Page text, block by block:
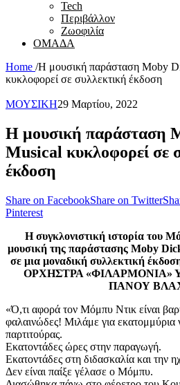
Tech
Περιβάλλον
Ζωοφιλία
ΟΜΑΔΑ
Home /Η μουσική παράσταση Moby
κυκλοφορεί σε συλλεκτική έκδοση
ΜΟΥΣΙΚΗ29 Μαρτίου, 2022
Η μουσική παράσταση
Musical κυκλοφορεί σε
έκδοση
Share on FacebookShare on Twitter
Pinterest
Η συγκλονιστική ιστορία του
μουσική της παράστασης Moby
σε μια μοναδική συλλεκτική
ΟΡΧΗΣΤΡΑ «ΦΙΛΑΡΜΟΝΙΑ»
ΠΑΝΟΥ
«Ό,τι αφορά τον Μόμπυ Ντικ είναι
φαλαινώδες! Μιλάμε για εκατομμύρια
παρτιτούρας.
Εκατοντάδες ώρες στην παραγωγή.
Εκατοντάδες στη διδασκαλία και την
Δεν είναι παίξε γέλασε ο Μόμπυ.